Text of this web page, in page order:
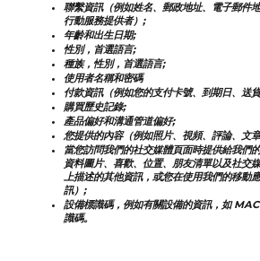
聯繫資訊（例如姓名、郵政地址、電子郵件
行動服務提供者）;
年齡和出生日期;
性別，首選語言;
種族，性別，首選語言;
使用者名稱和密碼
付款資訊（例如您的支付卡號、到期日、送
購買歷史記錄;
產品偏好和溝通管道偏好;
您提供的內容（例如照片、視頻、評論、文
當您訪問我們的社交媒體頁面時提供給我們
資料圖片、喜歡、位置、朋友清單以及社交
上描述的其他資訊，或您在使用我們的移動
訊）;
設備標識碼，例如有關設備的資訊，如
識碼。